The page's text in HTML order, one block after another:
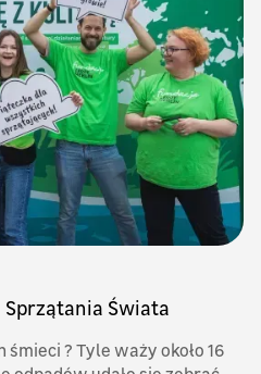
Sprzątania Świata
? Tyle waży około 16